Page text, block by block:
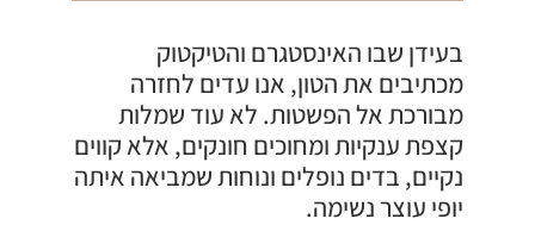
בעידן שבו האינסטגרם והטיקטוק
מכתיבים את הטון, אנו עדים לחזרה
מבורכת אל הפשטות. לא עוד שמלות
קצפת ענקיות ומחוכים חונקים, אלא קווים
נקיים, בדים נופלים ונוחות שמביאה איתה
יופי עוצר נשימה.